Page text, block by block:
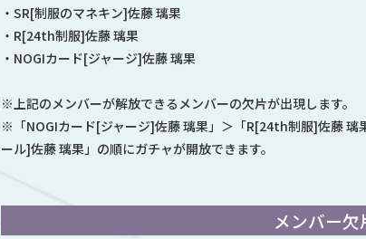
・SR[制服のマネキン]佐藤 璃果
・R[24th制服]佐藤 璃果
・NOGIカード[ジャージ]佐藤 璃果
※上記のメンバーが解放できるメンバーの欠片が出現します。
※「NOGIカード[ジャージ]佐藤 璃果」＞「R[24th制服]佐藤 璃
ール]佐藤 璃果」の順にガチャが開放できます。
メンバー